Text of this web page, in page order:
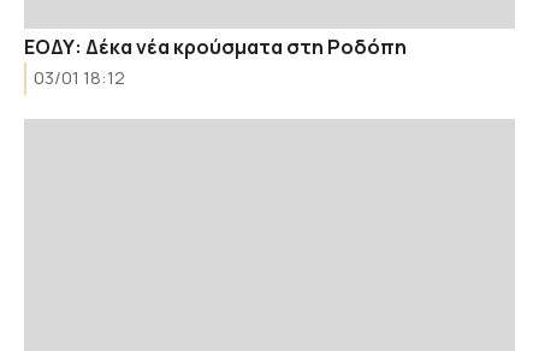
ΕΟΔΥ: Δέκα νέα κρούσματα στη Ροδόπη
03/01 18:12